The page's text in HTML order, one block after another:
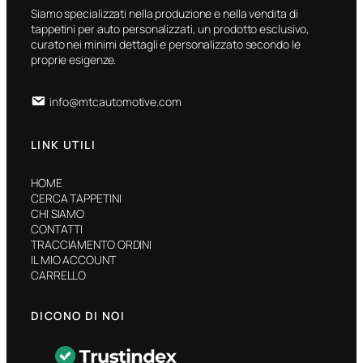
Siamo specializzati nella produzione e nella vendita di
tappetini per auto personalizzati, un prodotto esclusivo,
curato nei minimi dettagli e personalizzato secondo le
proprie esigenze.
info@mtcautomotive.com
LINK UTILI
HOME
CERCA TAPPETINI
CHI SIAMO
CONTATTI
TRACCIAMENTO ORDINI
IL MIO ACCOUNT
CARRELLO
DICONO DI NOI